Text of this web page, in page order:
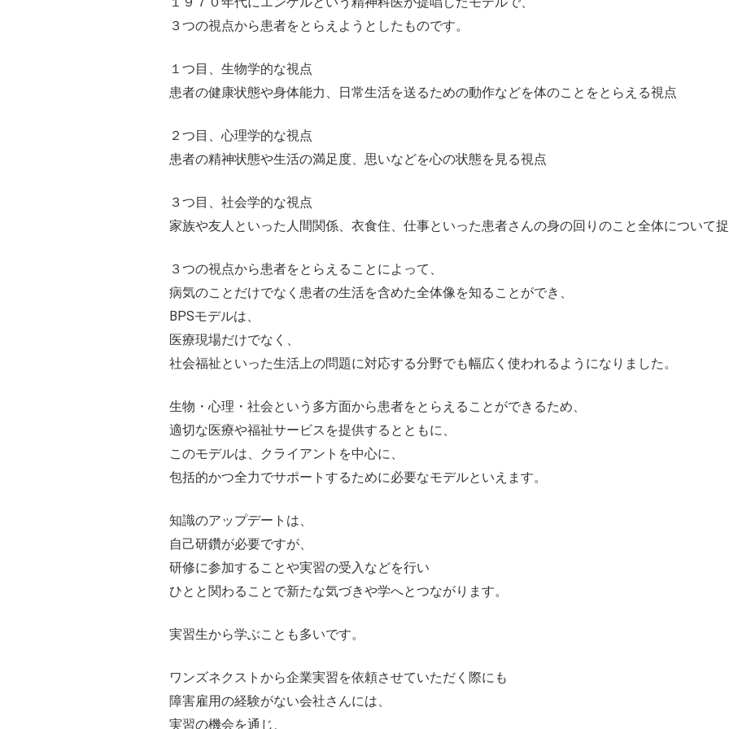
３つの視点から患者をとらえようとしたものです。
１つ目、生物学的な視点
患者の健康状態や身体能力、日常生活を送るための動作などを体のことをとらえる視点
２つ目、心理学的な視点
患者の精神状態や生活の満足度、思いなどを心の状態を見る視点
３つ目、社会学的な視点
家族や友人といった人間関係、衣食住、仕事といった患者さんの身の回りのこと全体について
３つの視点から患者をとらえることによって、
病気のことだけでなく患者の生活を含めた全体像を知ることができ、
BPSモデルは、
医療現場だけでなく、
社会福祉といった生活上の問題に対応する分野でも幅広く使われるようになりました。
生物・心理・社会という多方面から患者をとらえることができるため、
適切な医療や福祉サービスを提供するとともに、
このモデルは、クライアントを中心に、
包括的かつ全力でサポートするために必要なモデルといえます。
知識のアップデートは、
自己研鑽が必要ですが、
研修に参加することや実習の受入などを行い
ひとと関わることで新たな気づきや学へとつながります。
実習生から学ぶことも多いです。
ワンズネクストから企業実習を依頼させていただく際にも
障害雇用の経験がない会社さんには、
実習の機会を通じ、